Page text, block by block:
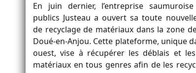
En juin dernier, l’entreprise
publics Justeau a ouvert sa toute
de recyclage de matériaux dans la zone
Doué-en-Anjou. Cette plateforme, unique
ouest, vise à récupérer les déblais et
matériaux en tous genres afin de les